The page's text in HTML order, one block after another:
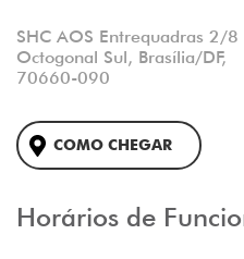
SHC AOS Entrequadras 2/
Octogonal Sul, Brasília/DF,
70660-090
COMO CHEGAR
Horários de